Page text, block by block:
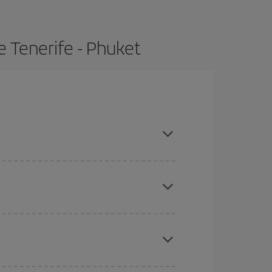
Tenerife - Phuket